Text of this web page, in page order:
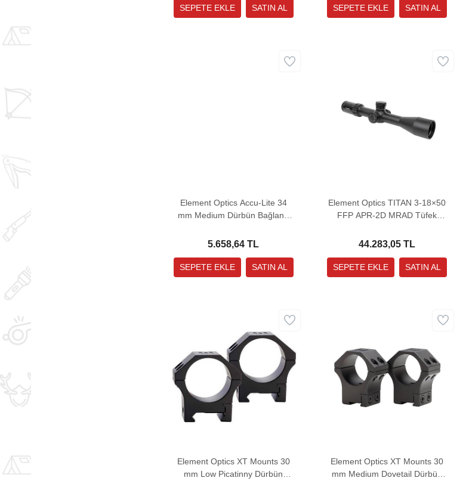
Element Optics Accu-Lite 34
mm Medium Dürbün Bağlantı
5.658,64 TL
Element Optics TITAN 3-18×50
FFP APR-2D MRAD Tüfek
44.283,05 TL
Element Optics XT Mounts 30
mm Low Picatinny Dürbün
Element Optics XT Mounts 30
mm Medium Dovetail Dürbün